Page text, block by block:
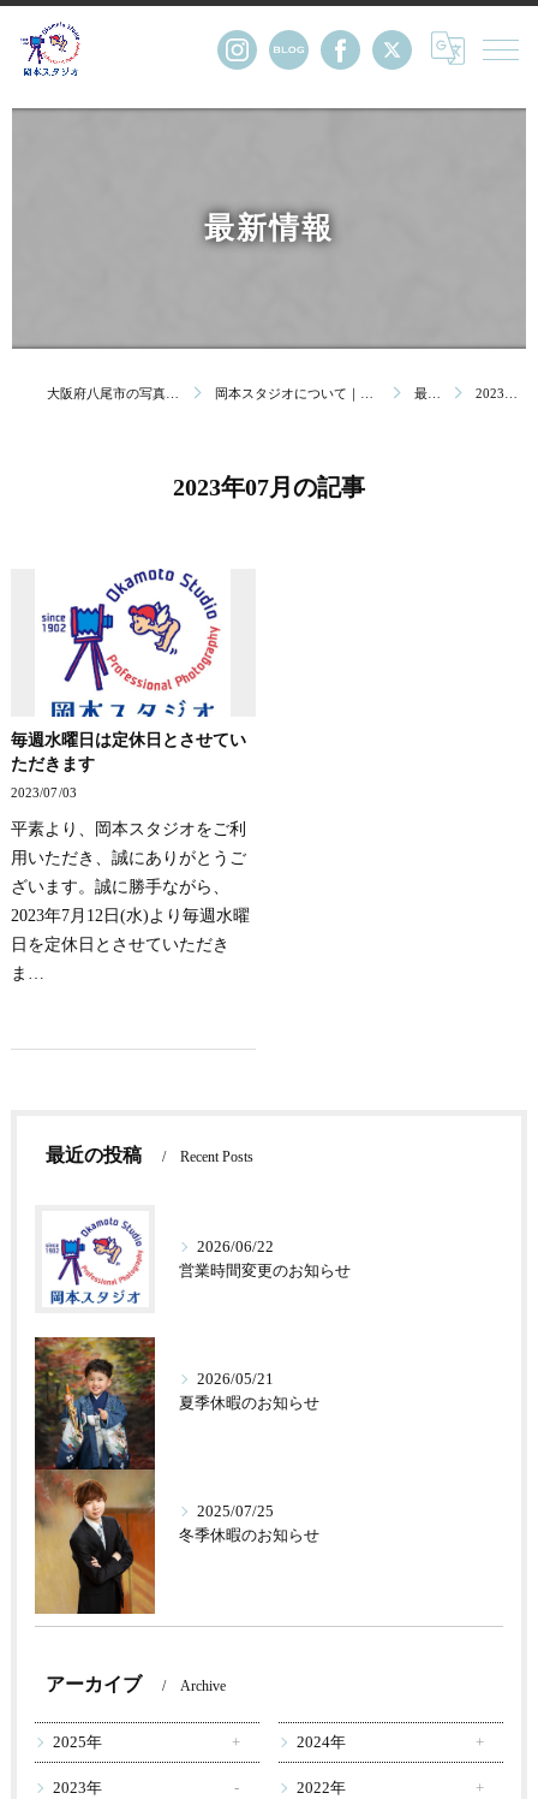
最新情報
大阪府八尾市の写真館・株式会社岡本スタジオ 岡本スタジオについて｜創業123年 大阪府八尾市の写真館 最新情報 2023年07月の記事
2023年07月の記事
毎週水曜日は定休日とさせてい
ただきます
2023/07/03
平素より、岡本スタジオをご利
用いただき、誠にありがとうご
ざいます。誠に勝手ながら、
2023年7月12日(水)より毎週水曜
日を定休日とさせていただき
ま…
最近の投稿 Recent Posts
2026/06/22
営業時間変更のお知らせ
2026/05/21
夏季休暇のお知らせ
2025/07/25
冬季休暇のお知らせ
アーカイブ Archive
2025年 2024年
2023年 2022年